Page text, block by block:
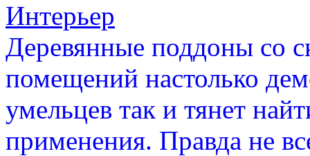
Интерьер
Деревянные поддоны со
помещений настолько
умельцев так и тянет
применения. Правда не